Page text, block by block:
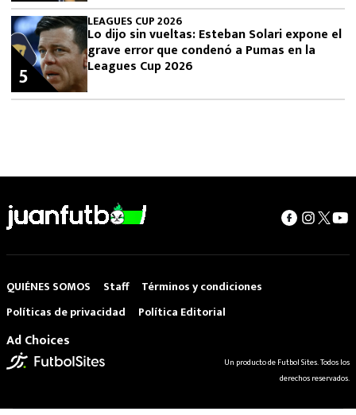
LEAGUES CUP 2026
Lo dijo sin vueltas: Esteban Solari expone el
grave error que condenó a Pumas en la
Leagues Cup 2026
5
QUIÉNES SOMOS Staff
Términos y condiciones
Políticas de privacidad
Política Editorial
Ad Choices
Un producto de Futbol Sites. Todos los
derechos reservados.